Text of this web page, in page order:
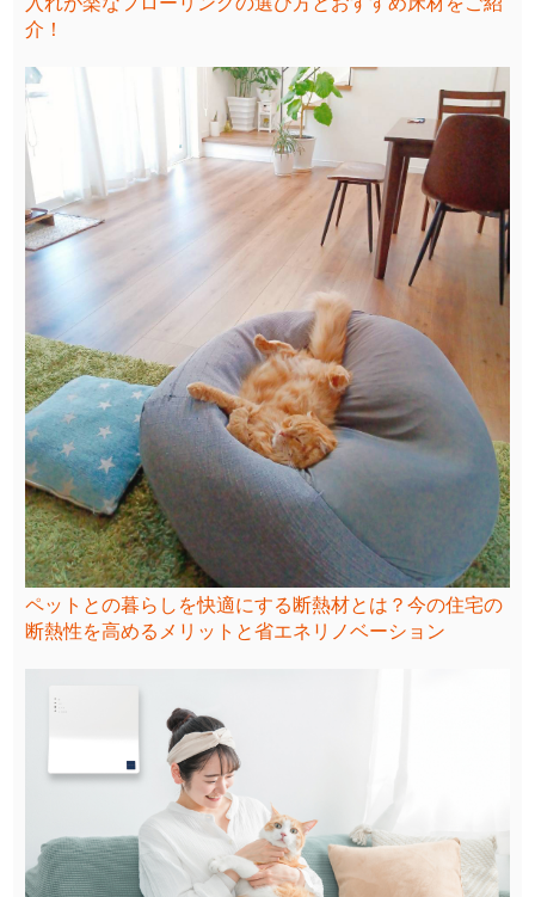
介！
ペットとの暮らしを快適にする断熱材とは？今の住宅の
断熱性を高めるメリットと省エネリノベーション